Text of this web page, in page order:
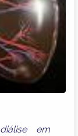
diálise em